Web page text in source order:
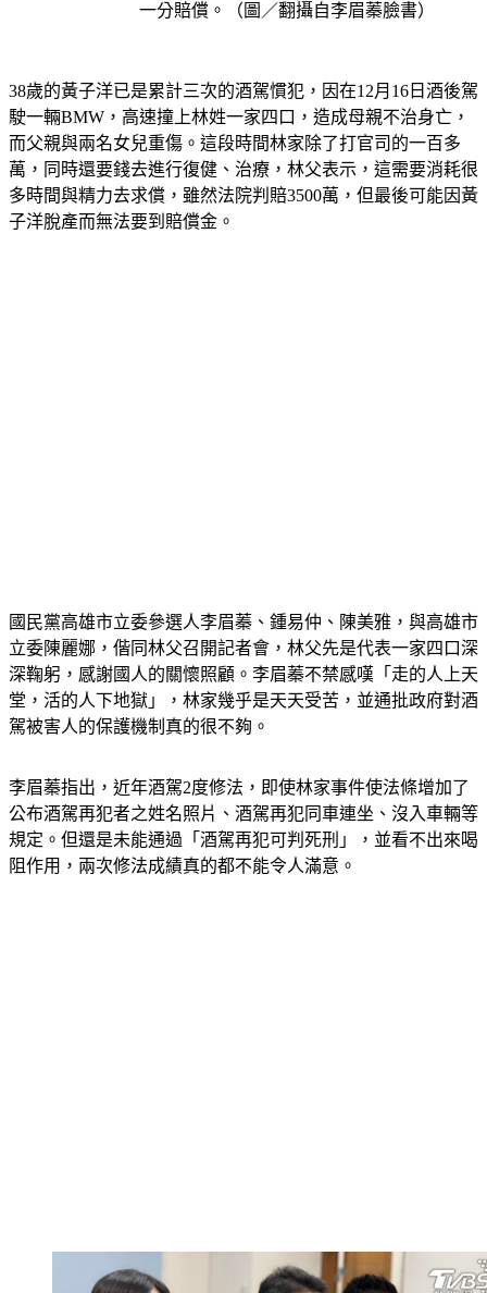
一分賠償。（圖／翻攝自李眉蓁臉書）
38歲的黃子洋已是累計三次的酒駕慣犯，因在12月16日酒後駕
駛一輛BMW，高速撞上林姓一家四口，造成母親不治身亡，
而父親與兩名女兒重傷。這段時間林家除了打官司的一百多
萬，同時還要錢去進行復健、治療，林父表示，這需要消耗很
多時間與精力去求償，雖然法院判賠3500萬，但最後可能因黃
子洋脫產而無法要到賠償金。
國民黨高雄市立委參選人李眉蓁、鍾易仲、陳美雅，與高雄市
立委陳麗娜，偕同林父召開記者會，林父先是代表一家四口深
深鞠躬，感謝國人的關懷照顧。李眉蓁不禁感嘆「走的人上天
堂，活的人下地獄」，林家幾乎是天天受苦，並通批政府對酒
駕被害人的保護機制真的很不夠。
李眉蓁指出，近年酒駕2度修法，即使林家事件使法條增加了
公布酒駕再犯者之姓名照片、酒駕再犯同車連坐、沒入車輛等
規定。但還是未能通過「酒駕再犯可判死刑」，並看不出來喝
阻作用，兩次修法成績真的都不能令人滿意。